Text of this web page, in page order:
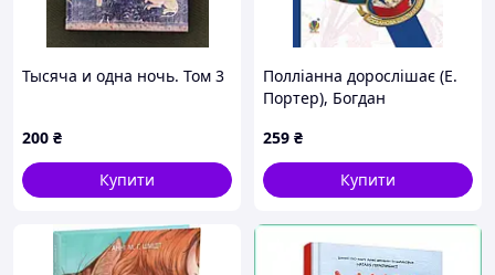
Тысяча и одна ночь. Том 3
200 ₴
Купити
Полліанна дорослішає (Е.
Портер), Богдан
259 ₴
Купити